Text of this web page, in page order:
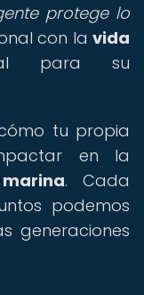
protege lo
con lavida
para su
tu propia
en la
. Cada
podemos
generaciones